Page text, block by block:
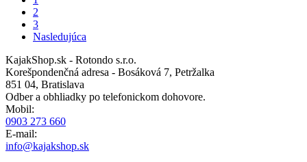
stránka
Stránka
2
Stránka
3
Ďalšia
Nasledujúca
KajakShop.sk - Rotondo s.r.o.
Korešpondenčná adresa - Bosáková 7, Petržalka
851 04, Bratislava
Odber a obhliadky po telefonickom dohovore.
Mobil:
0903 273 660
E-mail:
info@kajakshop.sk